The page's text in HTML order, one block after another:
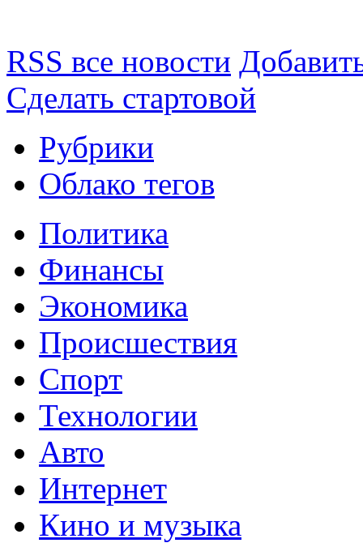
RSS все новости
Сделать стартовой
Рубрики
Облако тегов
Политика
Финансы
Экономика
Происшествия
Спорт
Технологии
Авто
Интернет
Кино и музыка